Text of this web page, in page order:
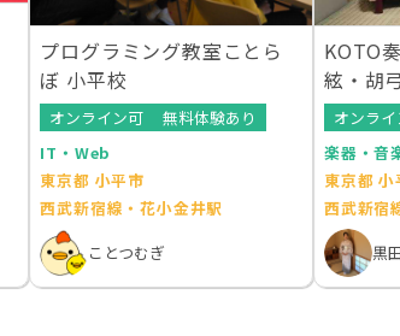
プログラミング教室ことら
ぼ 小平校
オンライン可
無料体験あり
IT・Web
東京都 小平市
西武新宿線・花小金井駅
ことつむぎ
KOTO
絃・胡
オンラ
楽器・音
東京都 小
西武新宿
黒